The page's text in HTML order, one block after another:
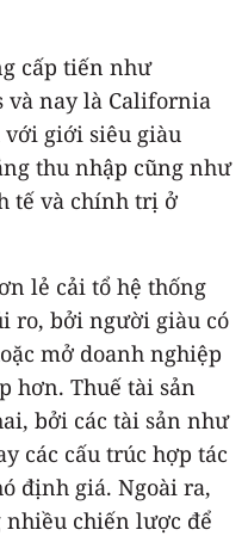
cấp tiến như
và nay là California
với giới siêu giàu
thu nhập cũng như
tế và chính trị ở
lẻ cải tổ hệ thống
ro, bởi người giàu có
mở doanh nghiệp
hơn. Thuế tài sản
bởi các tài sản như
các cấu trúc hợp tác
định giá. Ngoài ra,
chiến lược để